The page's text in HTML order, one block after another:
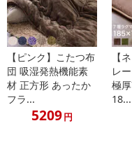
ウレタン厚さ：3mm
梱包サイズ：約
・商品重量：1.4kg
注意事項
【賞味・消費期限のある商
商品到着時点でのお日持ち
【ピンク】こたつ布
団 吸湿発熱機能素
材 正方形 あったか
フラ...
5209円
【
レ
極
18...